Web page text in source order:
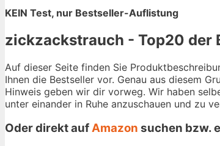
KEIN Test, nur Bestseller-Auflistung
zickzackstrauch - Top20 der
Auf dieser Seite finden Sie
Ihnen die Bestseller vor. Genau aus diesem
Hinweis geben wir dir vorweg. Wir haben
unter einander in Ruhe anzuschauen und zu
Oder direkt aufAmazon suchen bzw.